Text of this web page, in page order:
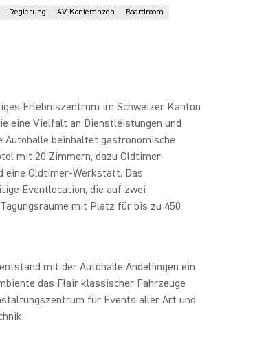
Regierung AV-Konferenzen
Boardroom
Erlebniszentrum im Schweizer Kanton
eine Vielfalt an Dienstleistungen und
Autohalle beinhaltet gastronomische
mit 20 Zimmern, dazu Oldtimer-
eine Oldtimer-Werkstatt. Das
Eventlocation, die auf zwei
mit Platz für bis zu 450
mit der Autohalle Andelfingen ein
das Flair klassischer Fahrzeuge
für Events aller Art und